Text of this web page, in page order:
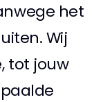
het
Wij
tot jouw